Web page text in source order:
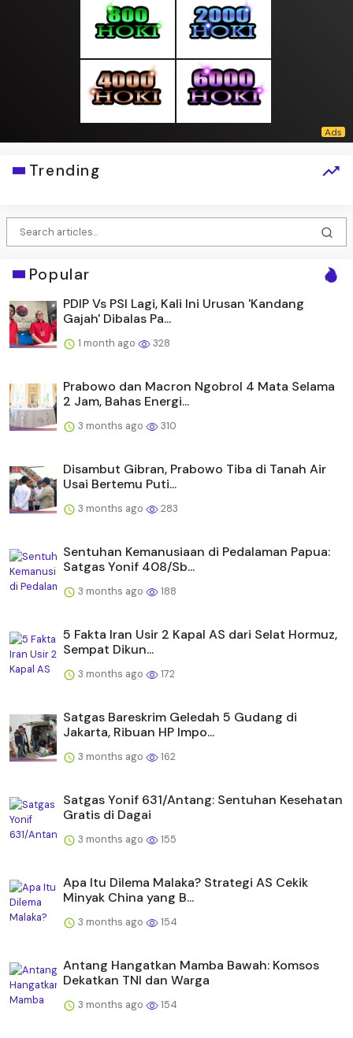
Trending
Popular
PDIP Vs PSI Lagi, Kali Ini Urusan 'Kandang
Gajah' Dibalas Pa...
1 month ago 328
Prabowo dan Macron Ngobrol 4 Mata Selama
2 Jam, Bahas Energi...
3 months ago 310
Disambut Gibran, Prabowo Tiba di Tanah Air
Usai Bertemu Puti...
3 months ago 283
Sentuhan Kemanusiaan di Pedalaman Papua:
Satgas Yonif 408/Sb...
3 months ago 188
5 Fakta Iran Usir 2 Kapal AS dari Selat Hormuz,
Sempat Dikun...
3 months ago 172
Satgas Bareskrim Geledah 5 Gudang di
Jakarta, Ribuan HP Impo...
3 months ago 162
Satgas Yonif 631/Antang: Sentuhan Kesehatan
Gratis di Dagai
3 months ago 155
Apa Itu Dilema Malaka? Strategi AS Cekik
Minyak China yang B...
3 months ago 154
Antang Hangatkan Mamba Bawah: Komsos
Dekatkan TNI dan Warga
3 months ago 154